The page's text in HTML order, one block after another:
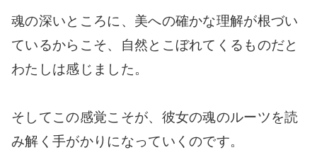
魂の深いところに、美への確かな理解が根づい
ているからこそ、自然とこぼれてくるものだと
わたしは感じました。
そしてこの感覚こそが、彼女の魂のルーツを読
み解く手がかりになっていくのです。